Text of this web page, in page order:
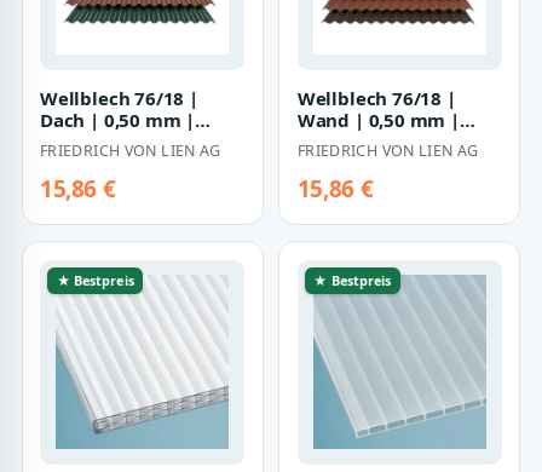
Wellblech 76/18 |
Dach | 0,50 mm |
Stahl | 60 µm
PURAMID
FRIEDRICH VON LIEN AG
15,86 €
Wellblech 76/18 |
Wand | 0,50 mm |
Stahl | 60 µm
PURAMID
FRIEDRICH VON LIEN AG
15,86 €
★ Bestpreis ★ Bestpreis